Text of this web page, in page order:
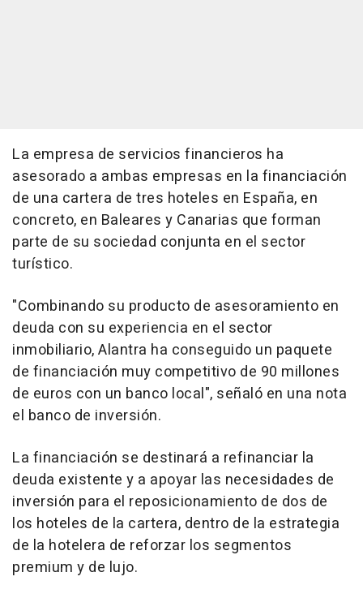
La empresa de servicios financieros ha
asesorado a ambas empresas en la financiación
de una cartera de tres hoteles en España, en
concreto, en Baleares y Canarias que forman
parte de su sociedad conjunta en el sector
turístico.
"Combinando su producto de asesoramiento en
deuda con su experiencia en el sector
inmobiliario, Alantra ha conseguido un paquete
de financiación muy competitivo de 90 millones
de euros con un banco local", señaló en una nota
el banco de inversión.
La financiación se destinará a refinanciar la
deuda existente y a apoyar las necesidades de
inversión para el reposicionamiento de dos de
los hoteles de la cartera, dentro de la estrategia
de la hotelera de reforzar los segmentos
premium y de lujo.